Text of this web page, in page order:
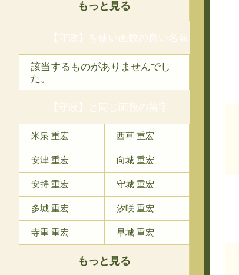
もっと見る
【守政】を使い画数の良い名前
該当するものがありませんでし
た。
【守政】と同じ画数の苗字
米泉 重宏 西草 重宏
安津 重宏 向城 重宏
安持 重宏 守城 重宏
多城 重宏 汐咲 重宏
寺重 重宏 早城 重宏
もっと見る